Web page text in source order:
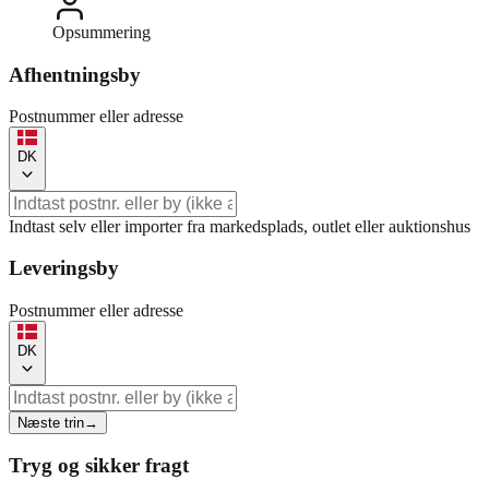
Opsummering
Afhentningsby
Postnummer eller adresse
DK
Indtast selv eller importer fra markedsplads, outlet eller auktionshus
Leveringsby
Postnummer eller adresse
DK
Næste trin→
Tryg og sikker fragt